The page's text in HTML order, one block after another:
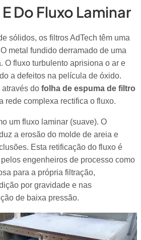
Do Fluxo Laminar
sólidos, os filtros AdTech têm uma
metal fundido derramado de uma
O fluxo turbulento aprisiona o ar e
a defeitos na película de óxido.
do folha de espuma de filtro
rede complexa rectifica o fluxo.
um fluxo laminar (suave). O
a erosão do molde de areia e
Esta retificação do fluxo é
engenheiros de processo como
para a própria filtração,
por gravidade e nas
de baixa pressão.